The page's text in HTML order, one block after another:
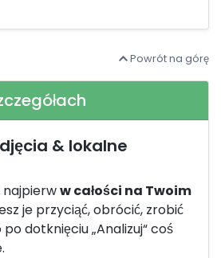
Powrót na górę
& lokalne
najpierww całości na Twoim
je przyciąć, obrócić, zrobić
dotknięciu „Analizuj“ coś